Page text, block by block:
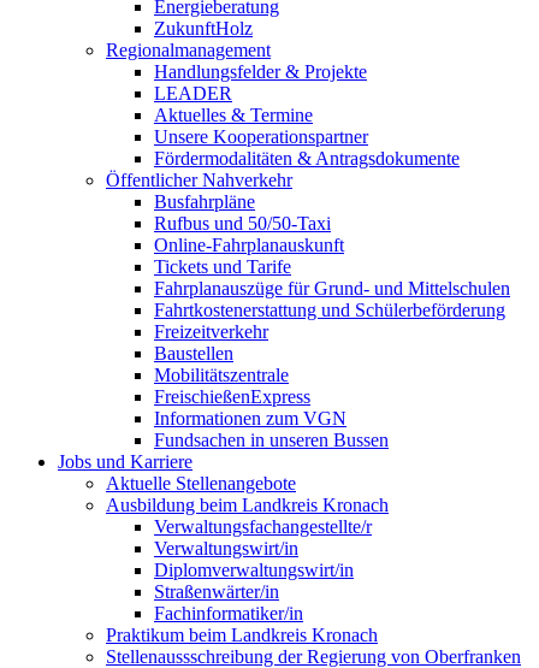
Energieberatung
ZukunftHolz
Regionalmanagement
Handlungsfelder & Projekte
LEADER
Aktuelles & Termine
Unsere Kooperationspartner
Fördermodalitäten & Antragsdokumente
Öffentlicher Nahverkehr
Busfahrpläne
Rufbus und 50/50-Taxi
Online-Fahrplanauskunft
Tickets und Tarife
Fahrplanauszüge für Grund- und Mittelschulen
Fahrtkostenerstattung und Schülerbeförderung
Freizeitverkehr
Baustellen
Mobilitätszentrale
FreischießenExpress
Informationen zum VGN
Fundsachen in unseren Bussen
Jobs und Karriere
Aktuelle Stellenangebote
Ausbildung beim Landkreis Kronach
Verwaltungsfachangestellte/r
Verwaltungswirt/in
Diplomverwaltungswirt/in
Straßenwärter/in
Fachinformatiker/in
Praktikum beim Landkreis Kronach
Stellenaussschreibung der Regierung von Oberfranken